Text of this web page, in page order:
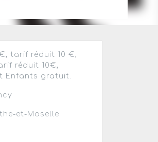
tarif réduit 10 €,
réduit 10€,
Enfants gratuit.
et-Moselle